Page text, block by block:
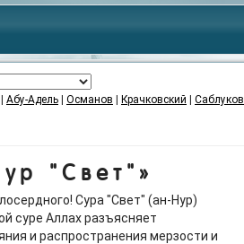
Абу-Адель Османов Крачковский Саблуков
"Свет"»
Сура "Свет" (ан-Нур)
суре Аллах разъясняет
и распространения мерзости и